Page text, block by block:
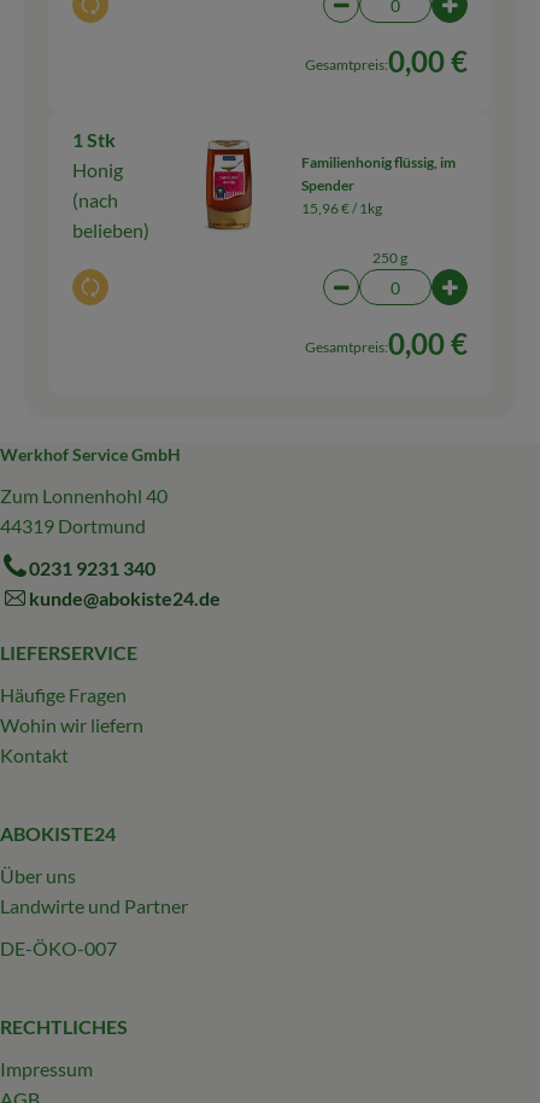
Auswahl ändern Artikelanzahl
Gesamtpreis:0,00 €
1 Stk
Honig
(nach
belieben)
Auswahl ändern
Familienhonig flüssig, im
Spender
15,96 € /1kg
250 g
Artikelanzahl
Gesamtpreis:0,00 €
Werkhof Service GmbH
Zum Lonnenhohl 40
44319 Dortmund
0231 9231 340
kunde@abokiste24.de
LIEFERSERVICE
Häufige Fragen
Wohin wir liefern
Kontakt
ABOKISTE24
Über uns
Landwirte und Partner
DE-ÖKO-007
RECHTLICHES
Impressum